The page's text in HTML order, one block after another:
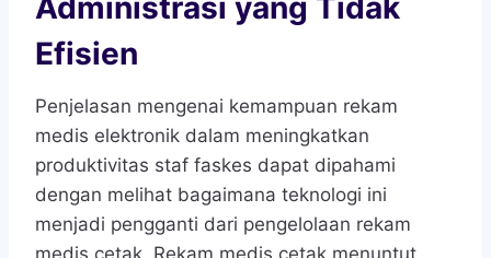
Administrasi yang Tidak
Efisien
Penjelasan mengenai kemampuan rekam
medis elektronik dalam meningkatkan
produktivitas staf faskes dapat dipahami
dengan melihat bagaimana teknologi ini
menjadi pengganti dari pengelolaan rekam
medis cetak. Rekam medis cetak menuntut